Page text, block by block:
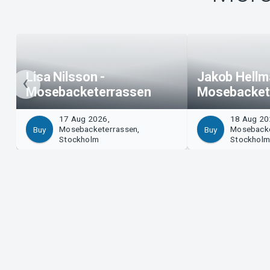
Lisa Nilsson -
Mosebacketerrassen
Buy
17 Aug 2026,
Mosebacketerrassen,
Stockholm
Jakob
Buy
18 Aug
Stockholm